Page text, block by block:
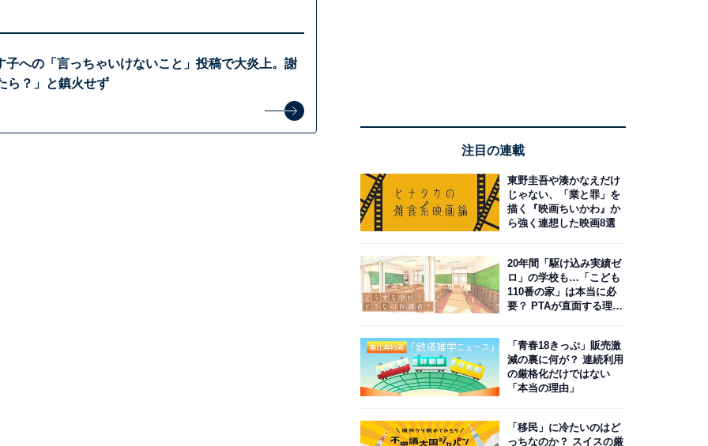
子への「言っちゃいけないこと」投稿で大炎上。謝
ら？」と鎮火せず
注目の連載
東野圭吾や湊かなえだけ
じゃない、「業と罪」を
描く『映画ちいかわ』か
ら強く連想した映画8選
20年間「駆け込み実績ゼ
ロ」の学校も…「こども
110番の家」は本当に必
要？ PTAが直面する理想
「青春18きっぷ」販売激
減の裏に何が？ 連続利用
の厳格化だけではない
「本当の理由」
「移民」に冷たいのはど
っちなのか？ スイスの厳